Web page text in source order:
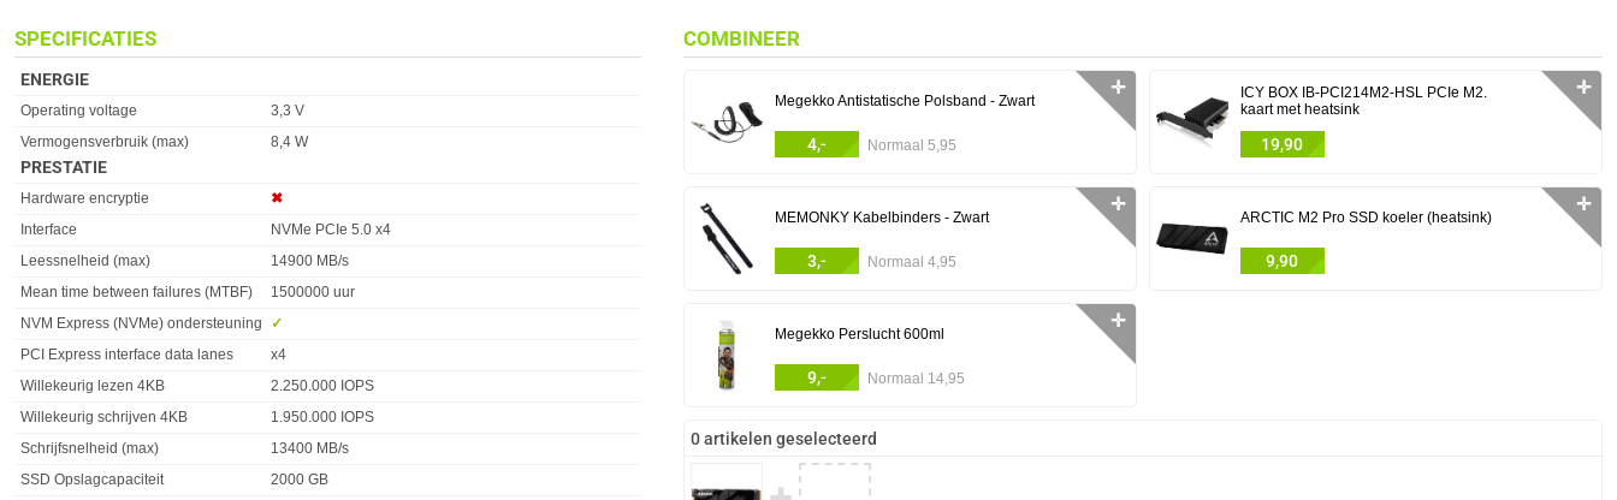
SPECIFICATIES
ENERGIE
Eigenschap Waarde
Operating voltage
3,3 V
Vermogensverbruik (max)
8,4 W
PRESTATIE
Eigenschap Waarde
Hardware encryptie
✖︎
Interface
NVMe PCIe 5.0 x4
Leessnelheid (max)
14900 MB/s
Mean time between failures (MTBF)
1500000 uur
NVM Express (NVMe) ondersteuning
✓︎
PCI Express interface data lanes
x4
Willekeurig lezen 4KB
2.250.000 IOPS
Willekeurig schrijven 4KB
1.950.000 IOPS
Schrijfsnelheid (max)
13400 MB/s
SSD Opslagcapaciteit
2000 GB
COMBINEER
Megekko Antistatische Polsband - Zwart
4,- Normaal 5,95
✛
ICY BOX IB-PCI214M2-HSL PCIe M2.
kaart met heatsink
19,90
✛
MEMONKY Kabelbinders - Zwart
3,- Normaal 4,95
✛
ARCTIC M2 Pro SSD koeler (heatsink)
9,90
✛
Megekko Perslucht 600ml
9,- Normaal 14,95
✛
0 artikelen geselecteerd